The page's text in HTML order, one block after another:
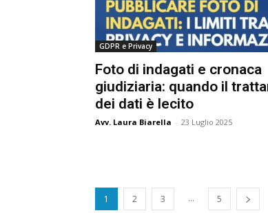
GDPR e Privacy
Foto di indagati e cronaca
giudiziaria: quando il
dei dati è lecito
Avv. Laura Biarella - 23 Luglio 2025
...